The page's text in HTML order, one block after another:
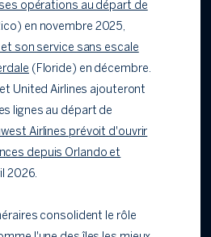
opérations au départ de
en novembre 2025,
son service sans escale
(Floride) en décembre.
United Airlines ajouteront
lignes au départ de
Airlines prévoit d'ouvrir
depuis Orlando et
2026.
consolident le rôle